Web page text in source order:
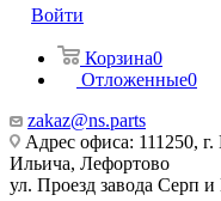
Войти
Корзина0
Отложенные0
zakaz@ns.parts
Адрес офиса: 111250,
Ильича, Лефортово
ул. Проезд завода Серп